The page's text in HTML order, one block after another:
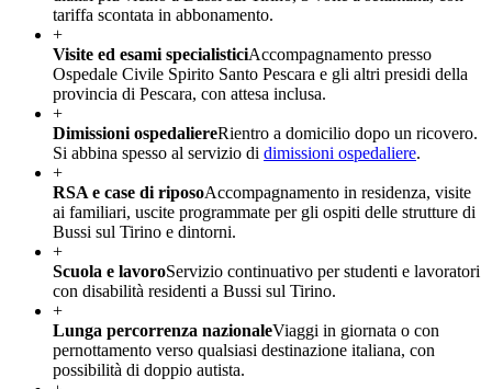
tariffa scontata in abbonamento.
+
Visite ed esami specialisticiAccompagnamento presso
Ospedale Civile Spirito Santo Pescara e gli altri presidi della
provincia di Pescara, con attesa inclusa.
+
Dimissioni ospedaliereRientro a domicilio dopo un ricovero.
Si abbina spesso al servizio di dimissioni ospedaliere.
+
RSA e case di riposoAccompagnamento in residenza, visite
ai familiari, uscite programmate per gli ospiti delle strutture di
Bussi sul Tirino e dintorni.
+
Scuola e lavoroServizio continuativo per studenti e lavoratori
con disabilità residenti a Bussi sul Tirino.
+
Lunga percorrenza nazionaleViaggi in giornata o con
pernottamento verso qualsiasi destinazione italiana, con
possibilità di doppio autista.